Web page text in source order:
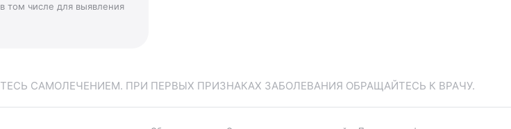
том числе для выявления
САМОЛЕЧЕНИЕМ. ПРИ ПЕРВЫХ ПРИЗНАКАХ ЗАБОЛЕВАНИЯ ОБРАЩАЙТЕСЬ К ВРАЧУ.